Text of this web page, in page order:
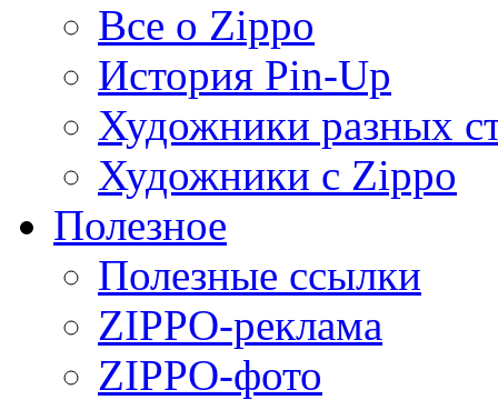
Все о Zippo
История Pin-Up
Художники разных
Художники с Zippo
Полезное
Полезные ссылки
ZIPPO-реклама
ZIPPO-фото